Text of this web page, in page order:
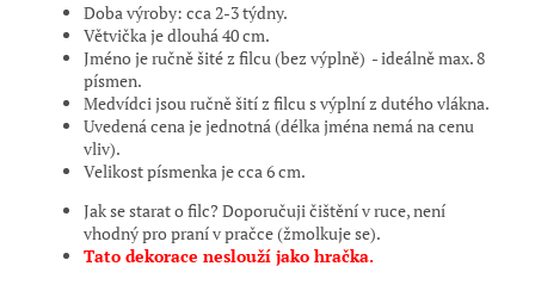
Doba výroby: cca 2-3 týdny.
Větvička je dlouhá 40 cm.
Jméno je ručně šité z filcu (bez výplně) - ideálně max. 8
písmen.
Medvídci jsou ručně šití z filcu s výplní z dutého vlákna.
Uvedená cena je jednotná (délka jména nemá na cenu
vliv).
Velikost písmenka je cca 6 cm.
Jak se starat o filc? Doporučuji čištění v ruce, není
vhodný pro praní v pračce (žmolkuje se).
Tato dekorace neslouží jako hračka.